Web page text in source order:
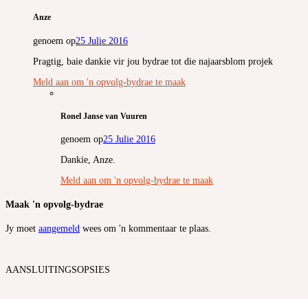
Anze
genoem op25 Julie 2016
Pragtig, baie dankie vir jou bydrae tot die najaarsblom projek
Meld aan om 'n opvolg-bydrae te maak
Ronel Janse van Vuuren
genoem op25 Julie 2016
Dankie, Anze.
Meld aan om 'n opvolg-bydrae te maak
Maak 'n opvolg-bydrae
Jy moet aangemeld wees om 'n kommentaar te plaas.
AANSLUITINGSOPSIES